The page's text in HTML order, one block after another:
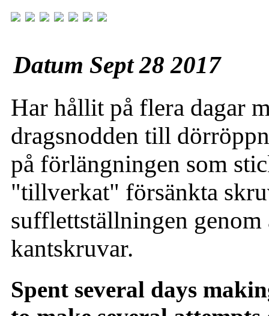
Datum Sept 28 2017
Har hållit på flera dagar
dragsnodden till
på förlängningen som
"tillverkat" försänkta
sufflettställningen
kantskruvar.
Spent several days